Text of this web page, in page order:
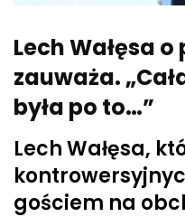
Lech Wałęsa
zauważa.
była po to…”
Lech Wałęsa,
gościem na